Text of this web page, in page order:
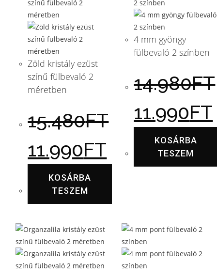
Zöld kristály ezüst
színű fülbevaló 2
méretben
15.480FT
11.990FT
KOSÁRBA
TESZEM
4 mm gyöngy
fülbevaló 2 színben
14.980FT
11.990FT
KOSÁRBA
TESZEM